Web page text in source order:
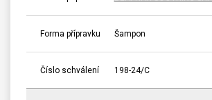
Forma přípravku Šampon
Číslo schválení 198-24/C